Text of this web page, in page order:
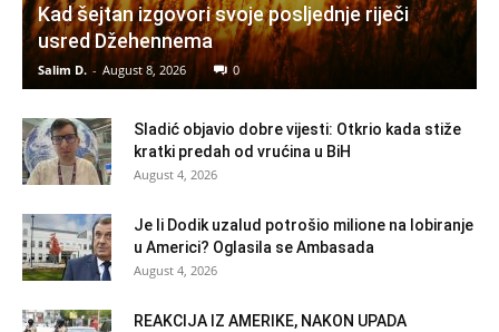
Kad šejtan izgovori svoje posljednje riječi
usred Džehennema
Salim D. - August 8, 2026 0
Sladić objavio dobre vijesti: Otkrio kada stiže
kratki predah od vrućina u BiH
August 4, 2026
Je li Dodik uzalud potrošio milione na lobiranje
u Americi? Oglasila se Ambasada
August 4, 2026
REAKCIJA IZ AMERIKE, NAKON UPADA